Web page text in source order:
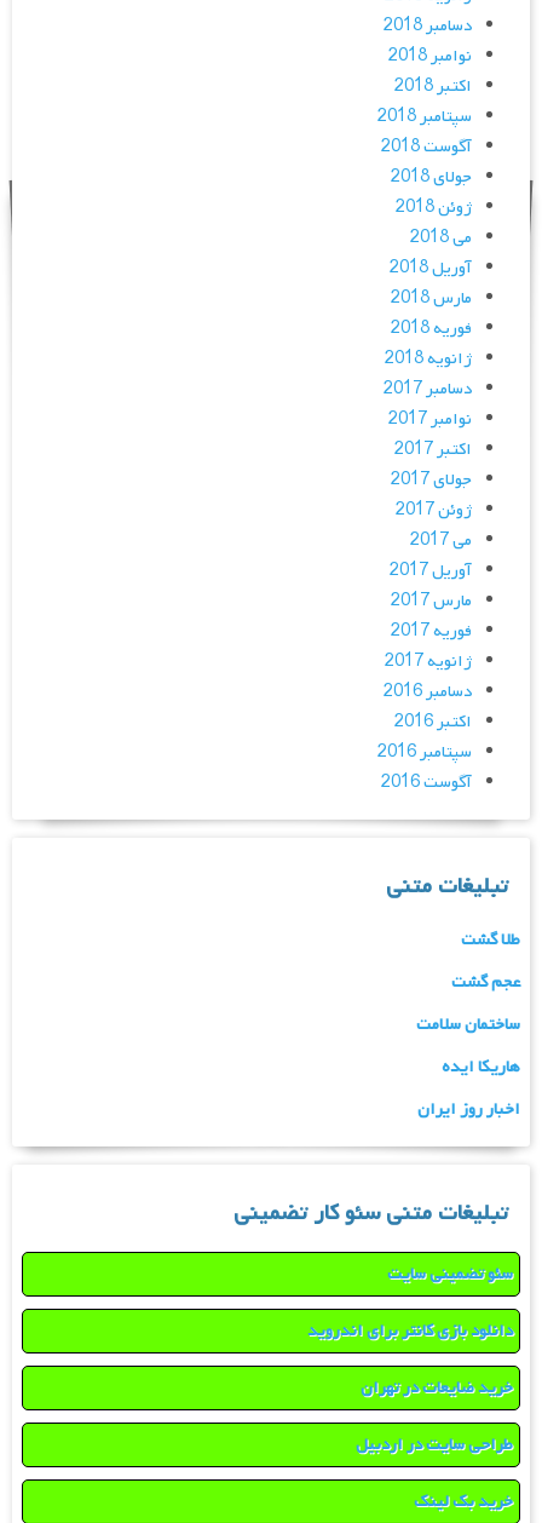
دسامبر 2018
نوامبر 2018
اکتبر 2018
سپتامبر 2018
آگوست 2018
جولای 2018
ژوئن 2018
می 2018
آوریل 2018
مارس 2018
فوریه 2018
ژانویه 2018
دسامبر 2017
نوامبر 2017
اکتبر 2017
جولای 2017
ژوئن 2017
می 2017
آوریل 2017
مارس 2017
فوریه 2017
ژانویه 2017
دسامبر 2016
اکتبر 2016
سپتامبر 2016
آگوست 2016
تبلیغات متنی
طلا گشت
عجم گشت
ساختمان سلامت
هاریکا ایده
اخبار روز ایران
تبلیغات متنی سئو کار تضمینی
سئو تضمینی سایت
دانلود بازی کانتر برای اندروید
خرید ضایعات در تهران
طراحی سایت در اردبیل
خرید بک لینک